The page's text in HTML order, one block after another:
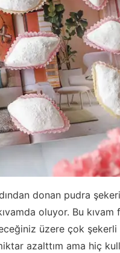
donan pudra şekeri
oluyor. Bu kıvam
üzere çok
azalttım ama hiç